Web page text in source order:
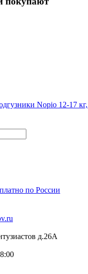
Nopio 12-17
по России
д.26А